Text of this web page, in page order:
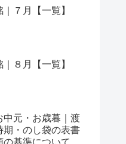
７月【一覧】
８月【一覧】
中元・お歳暮｜渡
期・のし袋の表書
の基準について